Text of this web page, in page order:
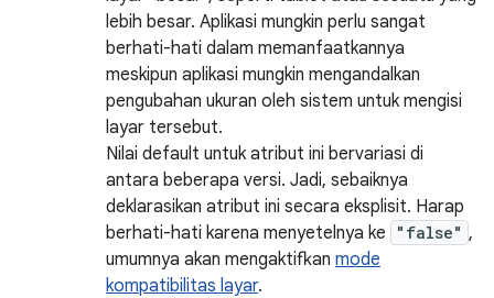
lebih besar. Aplikasi mungkin perlu sangat
berhati-hati dalam memanfaatkannya
meskipun aplikasi mungkin mengandalkan
pengubahan ukuran oleh sistem untuk mengisi
layar tersebut.
Nilai default untuk atribut ini bervariasi di
antara beberapa versi. Jadi, sebaiknya
deklarasikan atribut ini secara eksplisit. Harap
berhati-hati karena menyetelnya ke
"false" ,
umumnya akan mengaktifkan mode
kompatibilitas layar.